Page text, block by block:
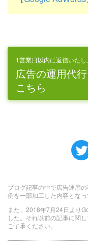
1営業日以内に返信いた
広告の運用代
こちら
ブログ記事の中で広告運用
例を一部加工した内容とな
また、2018年7月24日より
した。それ以前の記事に関
ご了承ください。